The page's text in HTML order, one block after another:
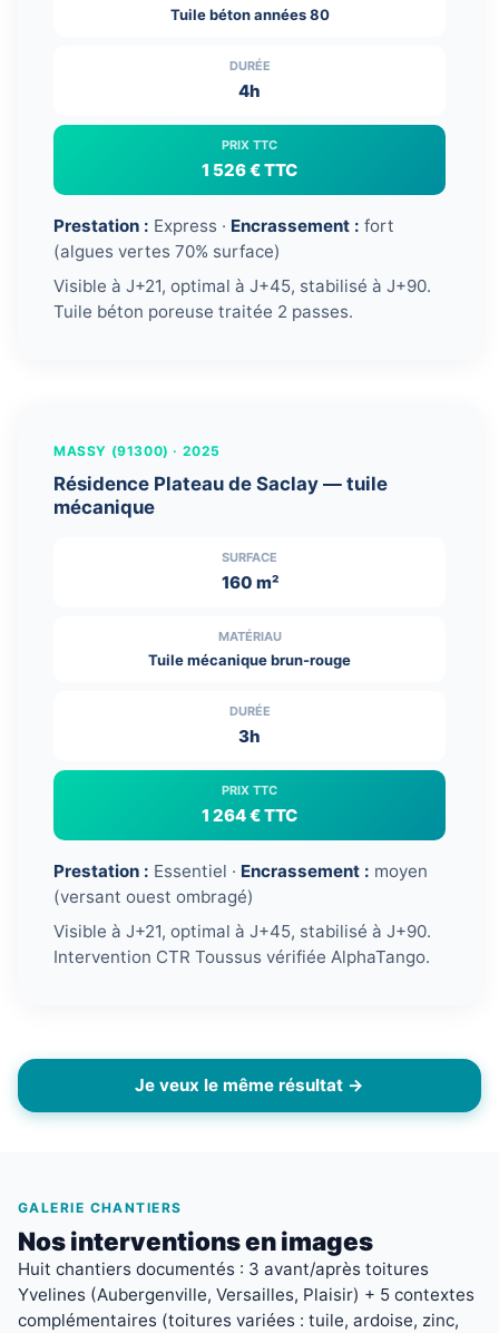
Tuile béton années 80
DURÉE
4h
PRIX TTC
1 526 € TTC
Prestation : Express · Encrassement : fort
(algues vertes 70% surface)
Visible à J+21, optimal à J+45, stabilisé à J+90.
Tuile béton poreuse traitée 2 passes.
MASSY (91300) · 2025
Résidence Plateau de Saclay — tuile
mécanique
SURFACE
160 m²
MATÉRIAU
Tuile mécanique brun-rouge
DURÉE
3h
PRIX TTC
1 264 € TTC
Prestation : Essentiel · Encrassement : moyen
(versant ouest ombragé)
Visible à J+21, optimal à J+45, stabilisé à J+90.
Intervention CTR Toussus vérifiée AlphaTango.
Je veux le même résultat →
GALERIE CHANTIERS
Nos interventions en images
Huit chantiers documentés : 3 avant/après toitures
Yvelines (Aubergenville, Versailles, Plaisir) + 5 contextes
complémentaires (toitures variées : tuile, ardoise, zinc,